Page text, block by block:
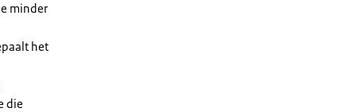
minder
het
die